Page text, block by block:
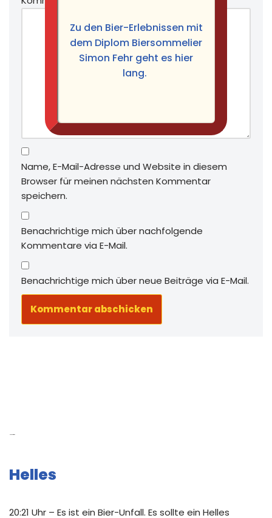
Name, E-Mail-Adresse und Website in diesem
Browser für meinen nächsten Kommentar
speichern.
Benachrichtige mich über nachfolgende
Kommentare via E-Mail.
Benachrichtige mich über neue Beiträge via E-Mail.
Helles
20:21 Uhr – Es ist ein Bier-Unfall. Es sollte ein Helles
Zu den Bier-Erlebnissen mit
dem Diplom Biersommelier
Simon Fehr geht es hier
lang.